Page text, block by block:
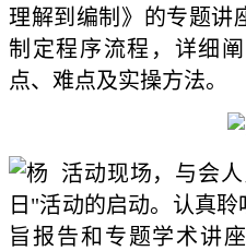
理解到编制》的专题讲
制定程序流程，详细
点、难点及实操方法。
活动现场，与会
日"活动的启动。认真
旨报告和专题学术讲